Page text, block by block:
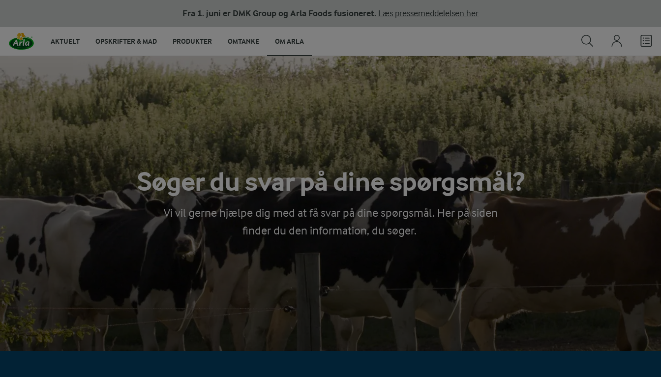
Fra 1. juni er DMK Group og Arla Foods fusioneret. Læs pressemeddelelsen her
AKTUELT OPSKRIFTER & MAD PRODUKTER OMTANKE OM ARLA
Søger du svar på dine spørgsmål?
Vi vil gerne hjælpe dig med at få svar på dine spørgsmål. Her på siden
finder du den information, du søger.